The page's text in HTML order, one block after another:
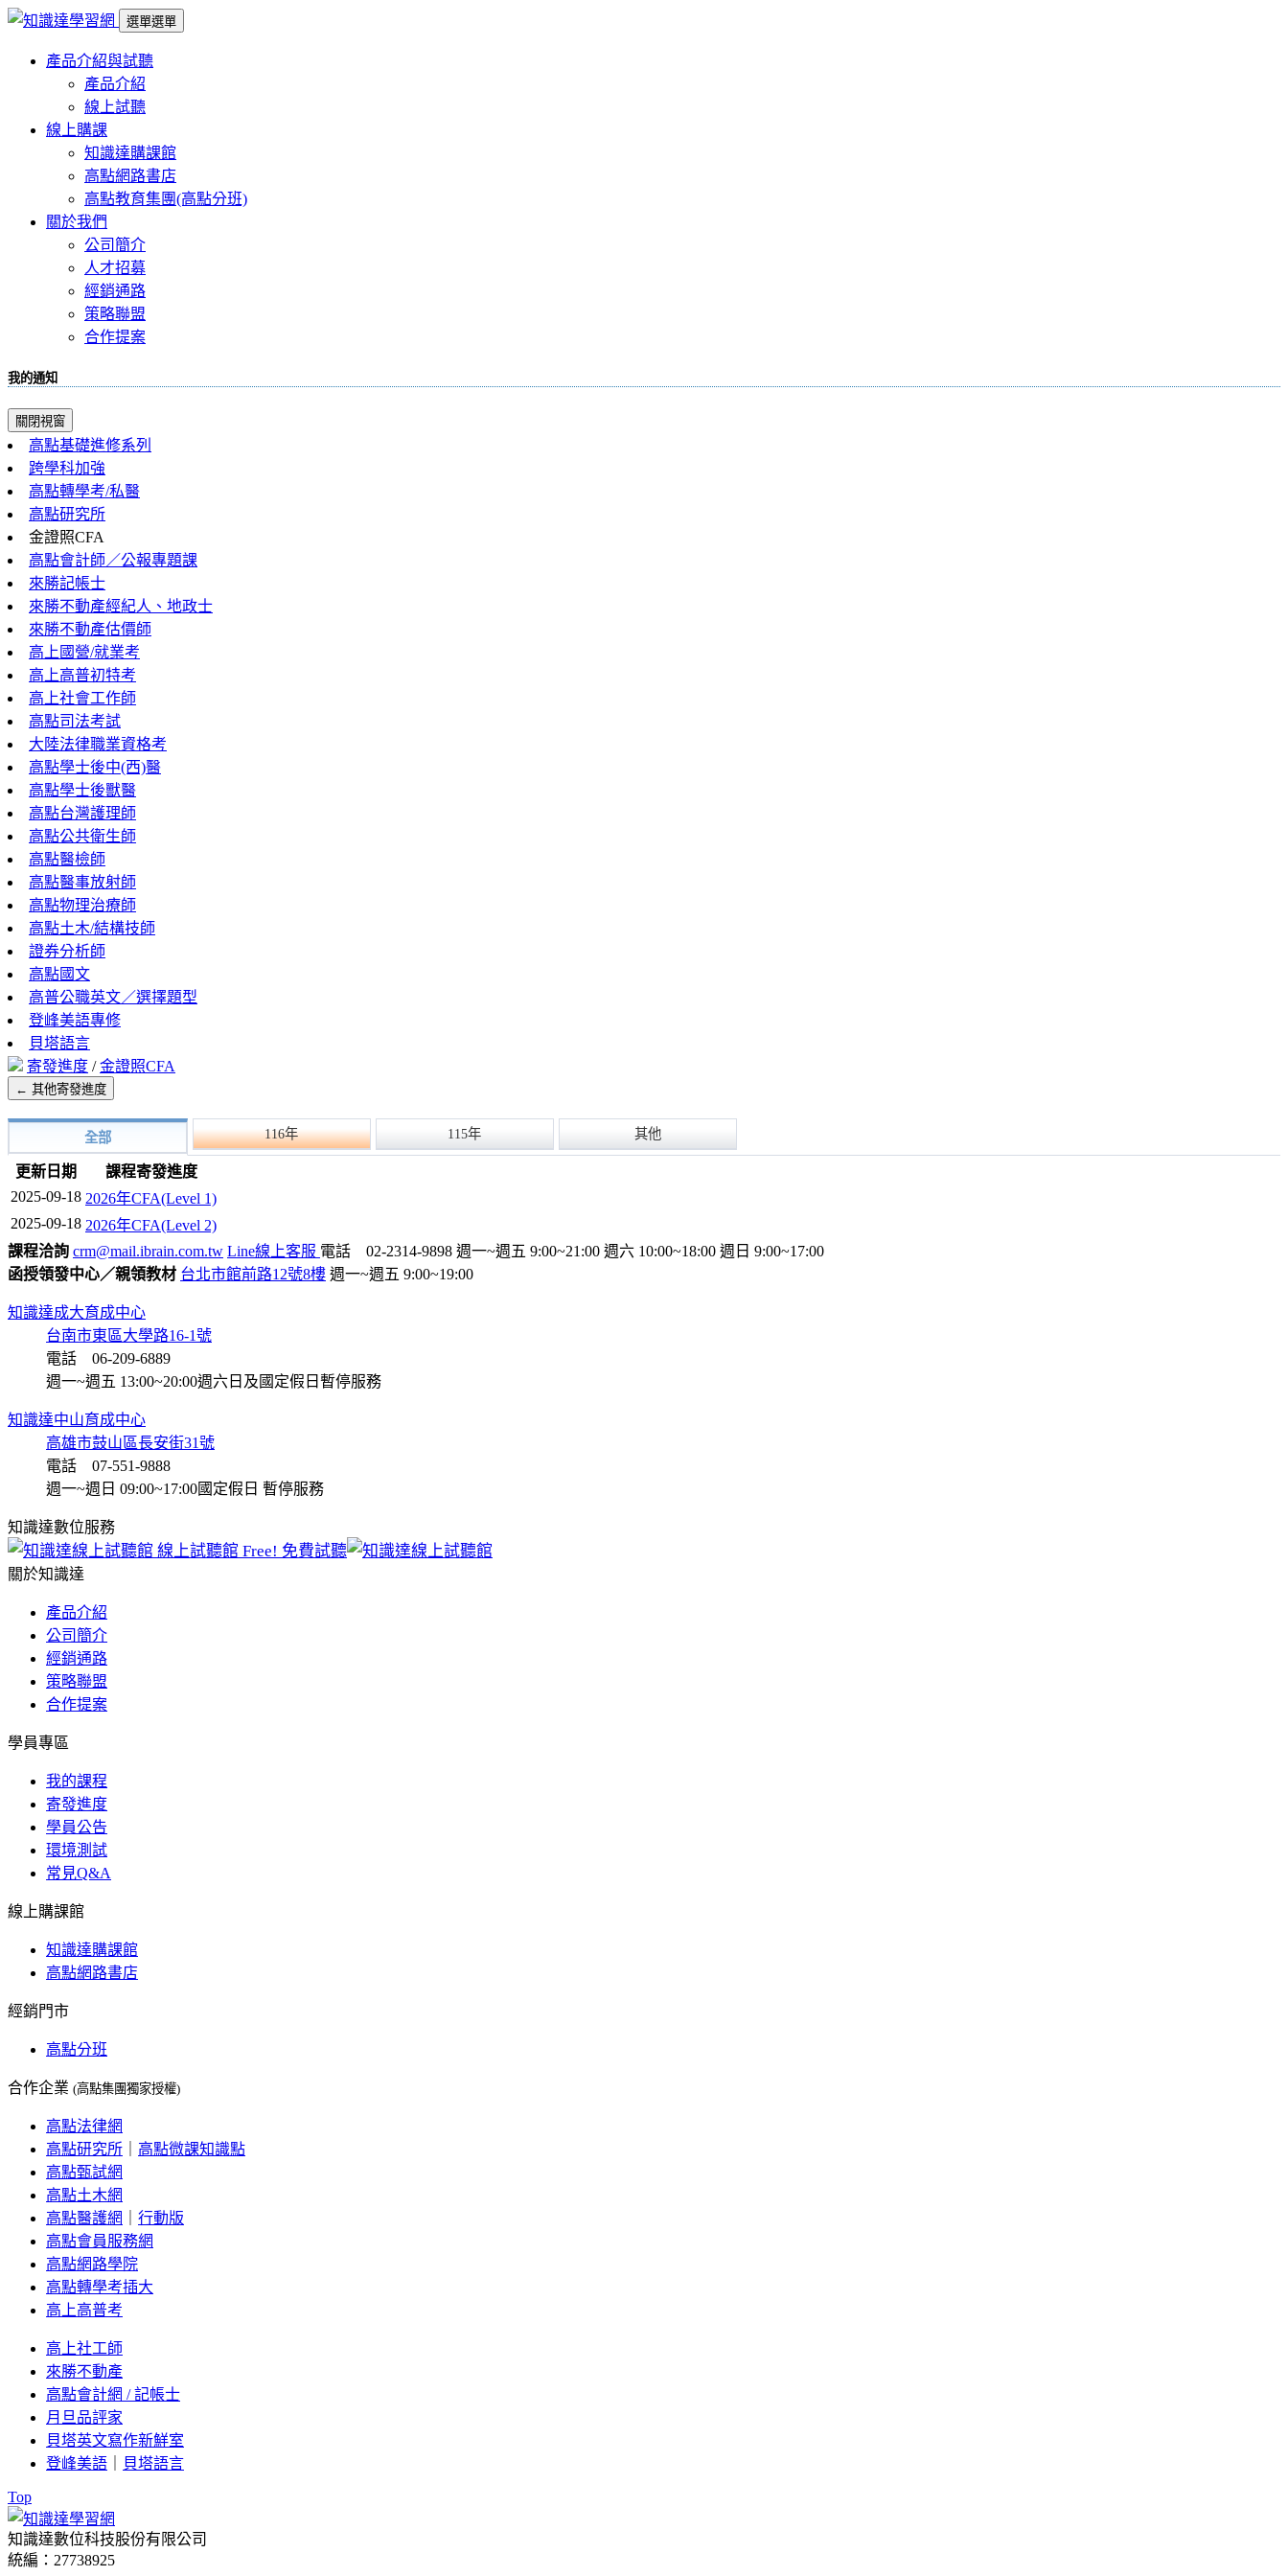
選單選單
產品介紹與試聽
產品介紹
線上試聽
線上購課
知識達購課館
高點網路書店
高點教育集團(高點分班)
關於我們
公司簡介
人才招募
經銷通路
策略聯盟
合作提案
我的通知
關閉視窗
高點基礎進修系列
跨學科加強
高點轉學考/私醫
高點研究所
金證照CFA
高點會計師／公報專題課
來勝記帳士
來勝不動產經紀人、地政士
來勝不動產估價師
高上國營/就業考
高上高普初特考
高上社會工作師
高點司法考試
大陸法律職業資格考
高點學士後中(西)醫
高點學士後獸醫
高點台灣護理師
高點公共衛生師
高點醫檢師
高點醫事放射師
高點物理治療師
高點土木/結構技師
證券分析師
高點國文
高普公職英文／選擇題型
登峰美語專修
貝塔語言
寄發進度 /金證照CFA
← 其他寄發進度
全部 116年 115年 其他
更新日期
課程寄發進度
2025-09-18 2026年CFA(Level 1)
2025-09-18 2026年CFA(Level 2)
課程洽詢 crm@mail.ibrain.com.tw Line線上客服 電話 02-2314-9898 週一~週五 9:00~21:00 週六 10:00~18:00 週日 9:00~17:00
函授領發中心／親領教材 台北市館前路12號8樓 週一~週五 9:00~19:00
知識達成大育成中心
台南市東區大學路16-1號
電話 06-209-6889
週一~週五 13:00~20:00週六日及國定假日暫停服務
知識達中山育成中心
高雄市鼓山區長安街31號
電話 07-551-9888
週一~週日 09:00~17:00國定假日 暫停服務
知識達數位服務
線上試聽館 Free! 免費試聽
關於知識達
產品介紹
公司簡介
經銷通路
策略聯盟
合作提案
學員專區
我的課程
寄發進度
學員公告
環境測試
常見Q&A
線上購課館
知識達購課館
高點網路書店
經銷門市
高點分班
合作企業 (高點集團獨家授權)
高點法律網
高點研究所
高點微課知識點
高點甄試網
高點土木網
高點醫護網
行動版
高點會員服務網
高點網路學院
高點轉學考插大
高上高普考
高上社工師
來勝不動產
高點會計網 / 記帳士
月旦品評家
貝塔英文寫作新鮮室
登峰美語
貝塔語言
Top
知識達數位科技股份有限公司
統編：27738925